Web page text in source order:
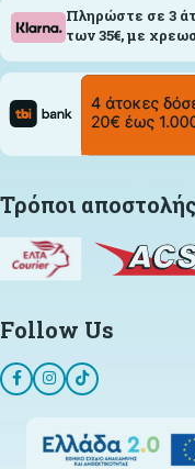
Πληρώστε σε 3
των 35€, με
Τρόποι αποστολής
Follow Us